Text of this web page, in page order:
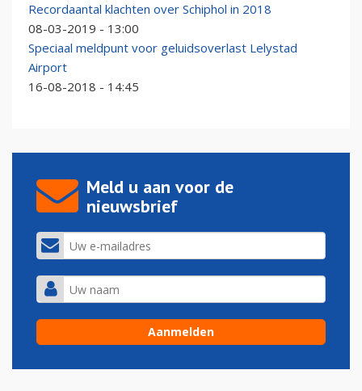
Recordaantal klachten over Schiphol in 2018
08-03-2019 - 13:00
Speciaal meldpunt voor geluidsoverlast Lelystad
Airport
16-08-2018 - 14:45
Meld u aan voor de
nieuwsbrief